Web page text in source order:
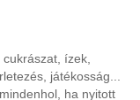
ízek,
játékosság...
ha nyitott